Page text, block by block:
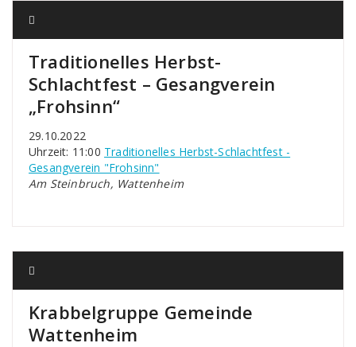
Traditionelles Herbst-
Schlachtfest – Gesangverein
„Frohsinn“
29.10.2022
Uhrzeit: 11:00 Traditionelles Herbst-Schlachtfest -
Gesangverein "Frohsinn"
Am Steinbruch, Wattenheim
Krabbelgruppe Gemeinde
Wattenheim